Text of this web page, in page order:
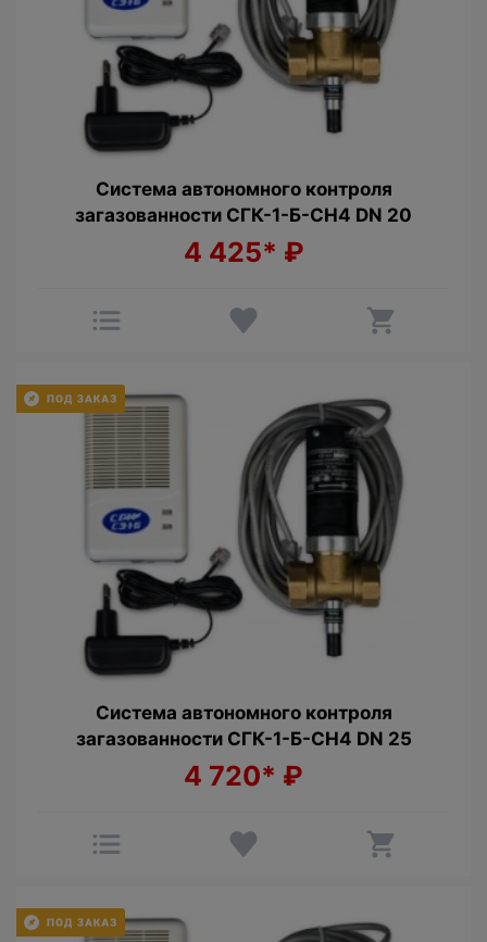
Cистема автономного контроля
загазованности СГК-1-Б-СН4 DN 20
4 425* ₽
Cистема автономного контроля
загазованности СГК-1-Б-СН4 DN 25
4 720* ₽